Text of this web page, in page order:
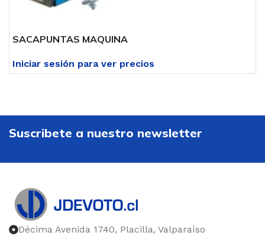
SACAPUNTAS MAQUINA
Iniciar sesión para ver precios
Suscribete a nuestro newsletter
Décima Avenida 1740, Placilla, Valparaíso